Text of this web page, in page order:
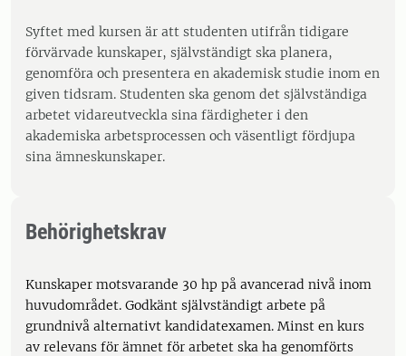
Syftet med kursen är att studenten utifrån tidigare
förvärvade kunskaper, självständigt ska planera,
genomföra och presentera en akademisk studie inom en
given tidsram. Studenten ska genom det självständiga
arbetet vidareutveckla sina färdigheter i den
akademiska arbetsprocessen och väsentligt fördjupa
sina ämneskunskaper.
Behörighetskrav
Kunskaper motsvarande 30 hp på avancerad nivå inom
huvudområdet. Godkänt självständigt arbete på
grundnivå alternativt kandidatexamen. Minst en kurs
av relevans för ämnet för arbetet ska ha genomförts